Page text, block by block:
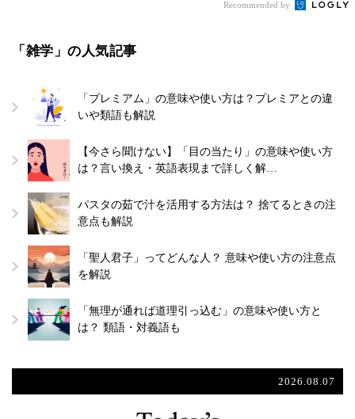
Recommended by
「雑学」の人気記事
「プレミアム」の意味や使い方は？プレミアとの違
いや類語も解説
【今さら聞けない】「目の当たり」の意味や使い方
は？言い換え・英語表現まで詳しく解…
パスタの茹で汁を活用する方法は？ 捨てるときの注
意点も解説
「聖人君子」ってどんな人？ 意味や使い方の注意点
を解説
「無理が通れば道理引っ込む」の意味や使い方と
は？ 類語・対義語も
2026.08.07